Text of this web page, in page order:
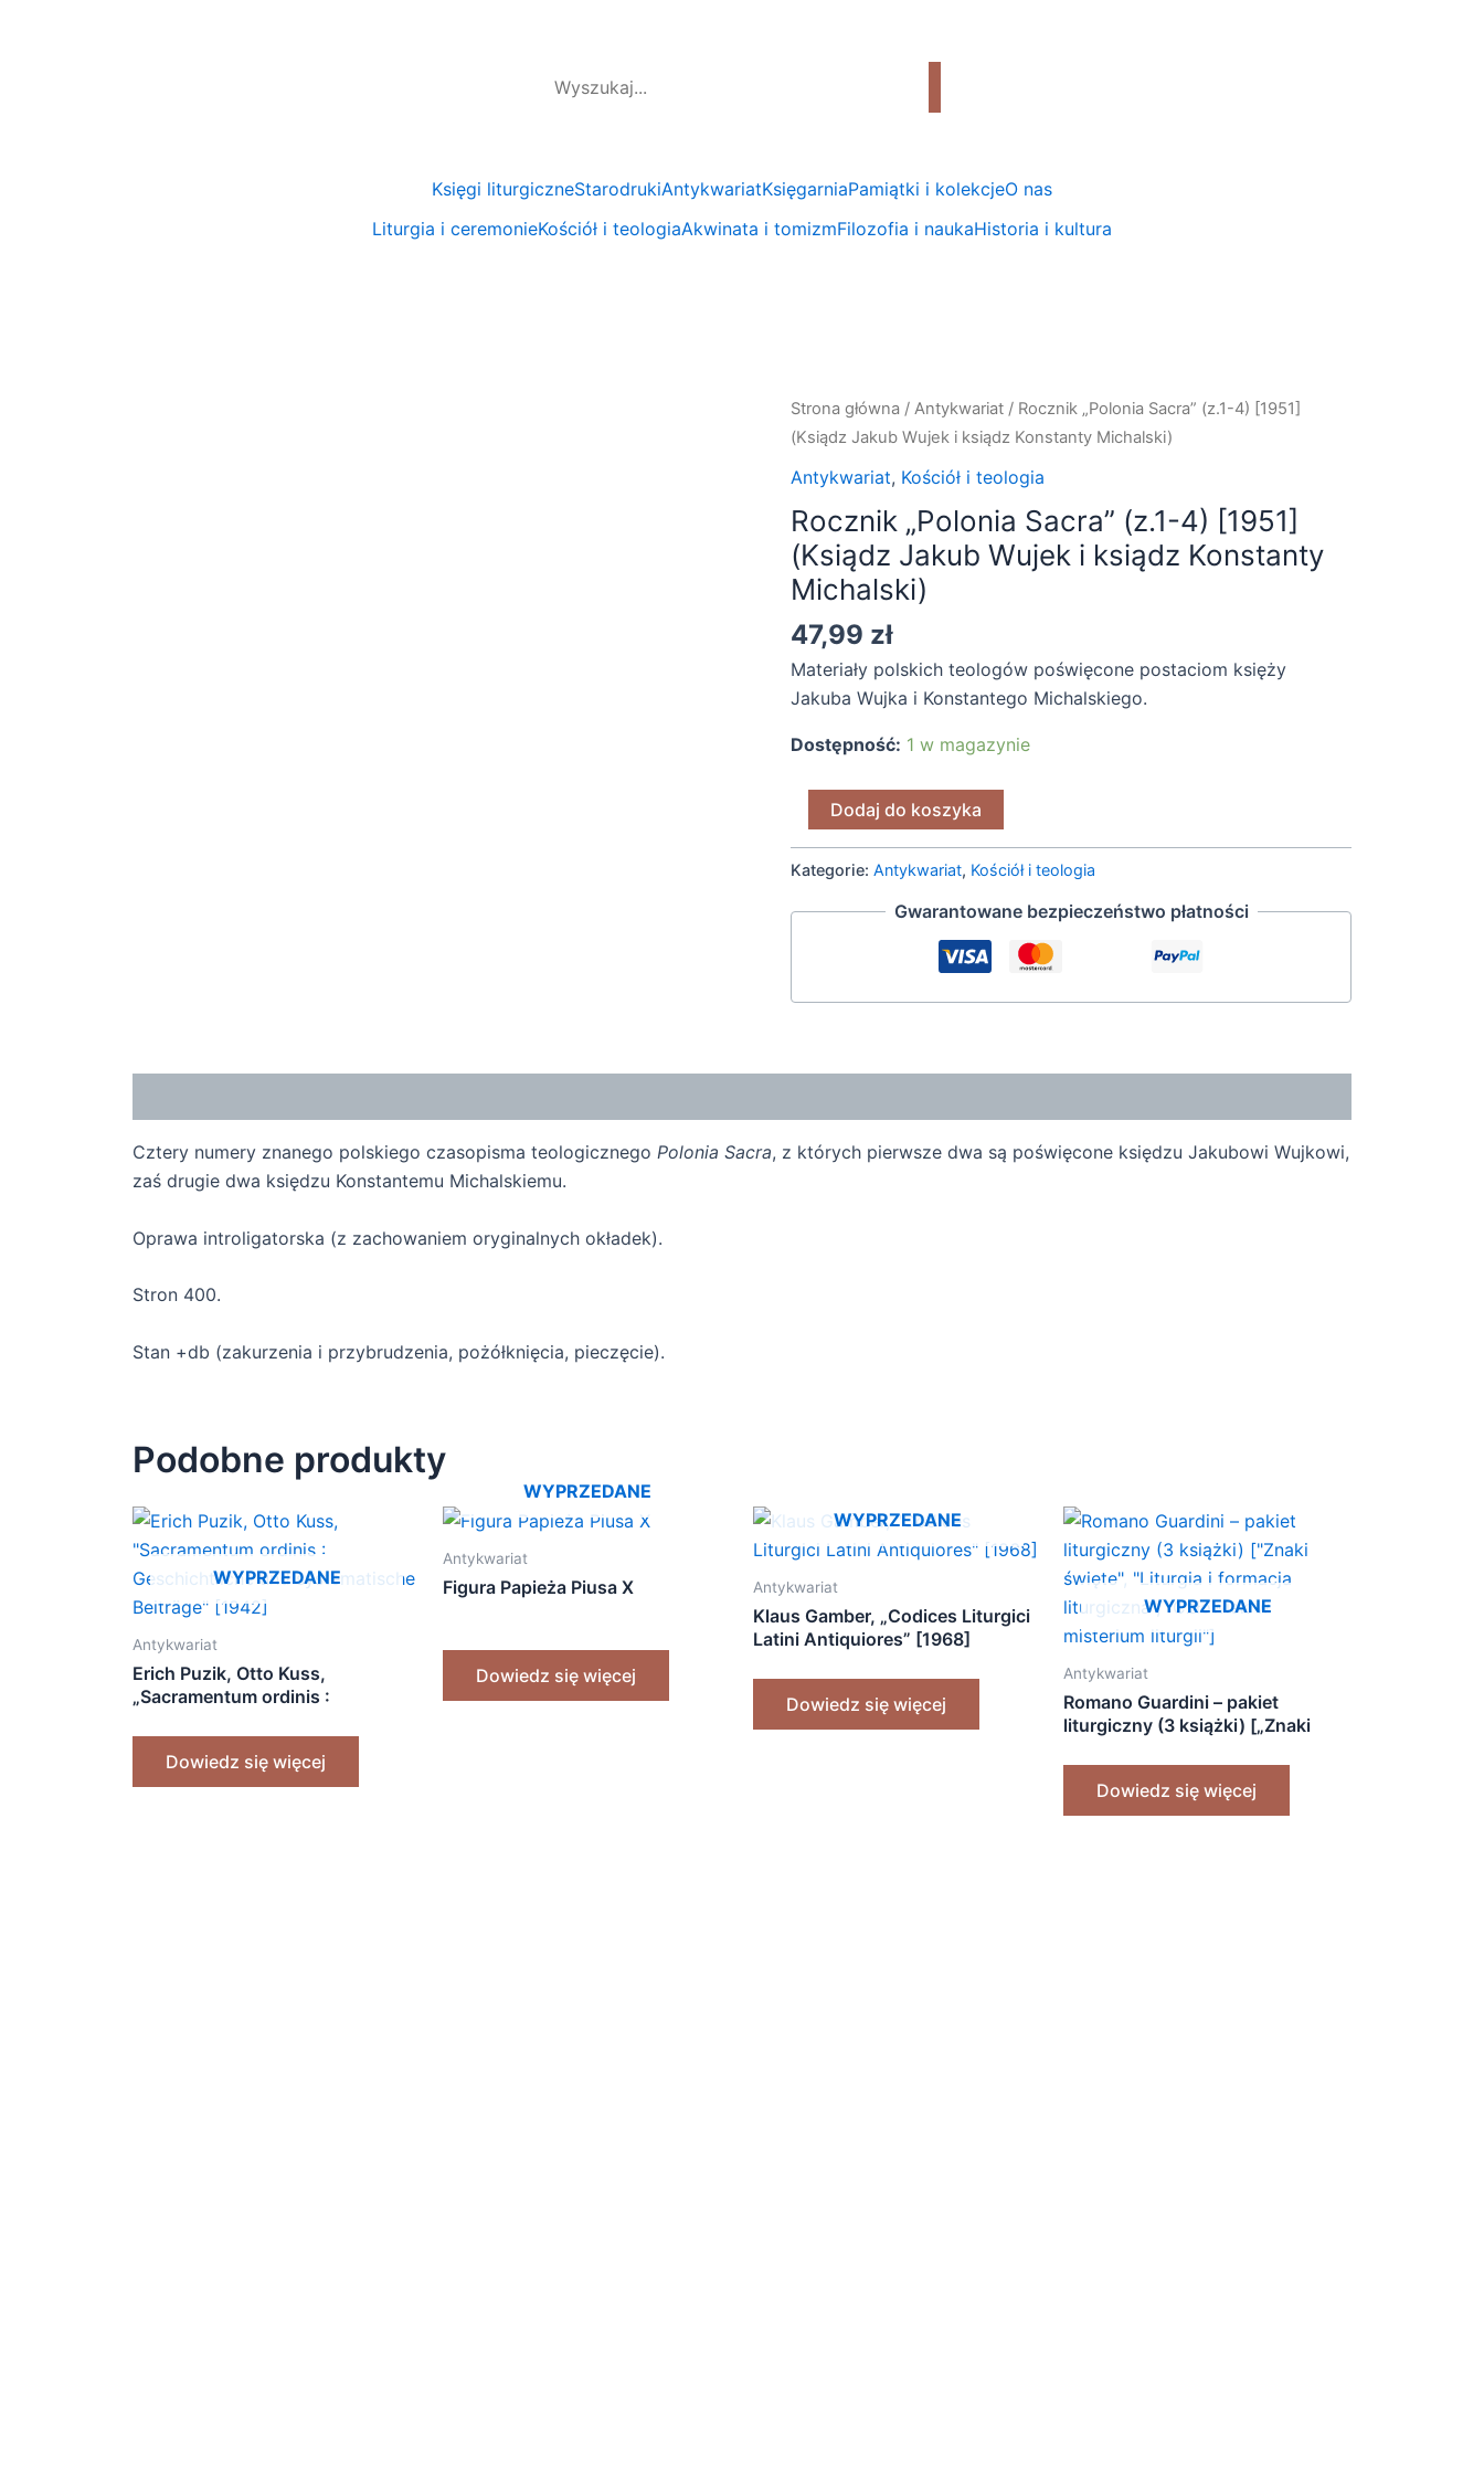
Księgi liturgiczneStarodrukiAntykwariatKsięgarniaPamiątki i kolekcjeO nas
Liturgia i ceremonieKościół i teologiaAkwinata i tomizmFilozofia i naukaHistoria i kultura
Strona główna /Antykwariat / Rocznik „Polonia Sacra” (z.1-4) [1951]
(Ksiądz Jakub Wujek i ksiądz Konstanty Michalski)
Antykwariat, Kościół i teologia
Rocznik „Polonia Sacra” (z.1-4) [1951]
(Ksiądz Jakub Wujek i ksiądz Konstanty
Michalski)
47,99 zł
Materiały polskich teologów poświęcone postaciom księży
Jakuba Wujka i Konstantego Michalskiego.
Dostępność: 1 w magazynie
ilość
Rocznik
"Polonia
Sacra"
(z.1-
4)
[1951]
Jakub
Wujek
Konstanty
Dodaj do koszyka
Kategorie:Antykwariat, Kościół i teologia
Gwarantowane bezpieczeństwo płatności
Cztery numery znanego polskiego czasopisma teologicznego Polonia Sacra, z których pierwsze dwa są poświęcone księdzu Jakubowi Wujkowi,
zaś drugie dwa księdzu Konstantemu Michalskiemu.
Oprawa introligatorska (z zachowaniem oryginalnych okładek).
Stron 400.
Stan +db (zakurzenia i przybrudzenia, pożółknięcia, pieczęcie).
Podobne produkty
WYPRZEDANE
Antykwariat
Erich Puzik, Otto Kuss,
„Sacramentum ordinis :
systematische Beiträge” [1942]
Dowiedz się więcej
WYPRZEDANE
Antykwariat
Figura Papieża Piusa X
Dowiedz się więcej
WYPRZEDANE
Antykwariat
Klaus Gamber, „Codices Liturgici
Latini Antiquiores” [1968]
Dowiedz się więcej
WYPRZEDANE
Antykwariat
Romano Guardini – pakiet
liturgiczny (3 książki) [„Znaki
liturgiczna”, „Człowiek w
misterium liturgii”]
Dowiedz się więcej